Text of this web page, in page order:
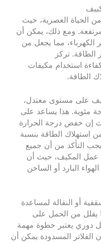
الحياة العصرية، حيث
ومع ذلك، يمكن أن
الكهرباء، مما يجعل من
الطاقة. تركز
كفاءة استخدام مكيفات
الطاقة.
على مستوى معتدل،
المثال، بين 24 و26 درجة مئوية. هذا يساعد على
إن خفض درجة الحرارة
استهلاك الطاقة بنسبة
يجب التأكد من أن جميع
عمل المكيف، حيث أن
البارد أو الساخن
أو النقالة لمساعدة
يقلل من الحمل على
دوري يعتبر خطوة مهمة
الفلاتر المسدودة يمكن أن